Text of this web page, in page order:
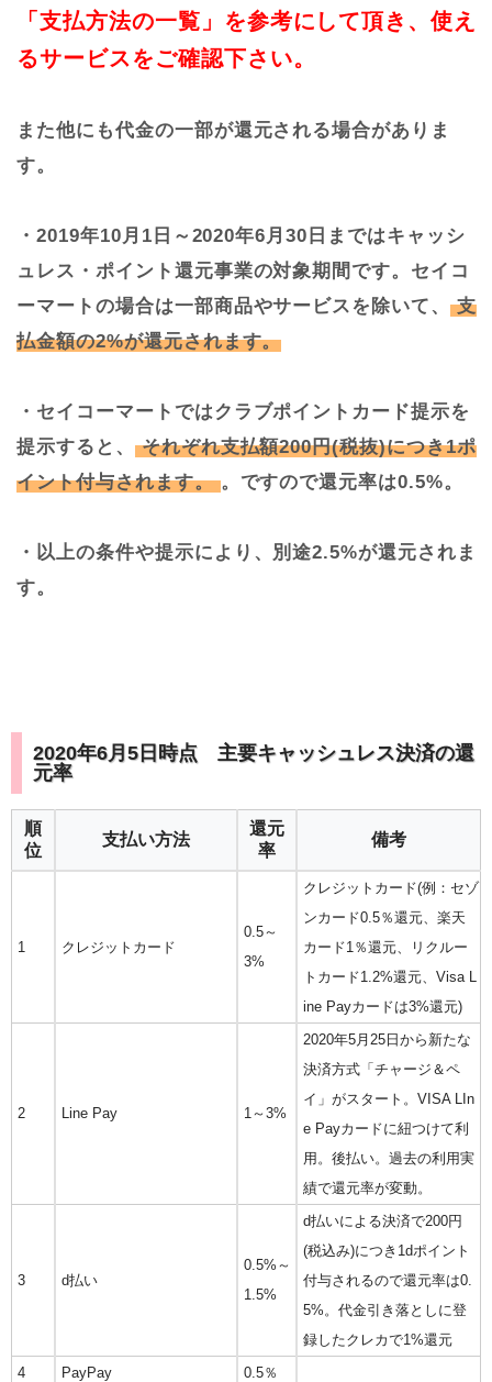
「支払方法の一覧」を参考にして頂き、使え
るサービスをご確認下さい。
また他にも代金の一部が還元される場合がありま
す。
・2019年10月1日～2020年6月30日まではキャッシ
ュレス・ポイント還元事業の対象期間です。セイコ
ーマートの場合は一部商品やサービスを除いて、支
払金額の2%が還元されます。
・セイコーマートではクラブポイントカード提示を
提示すると、 それぞれ支払額200円(税抜)につき1ポ
イント付与されます。。ですので還元率は0.5%。
・以上の条件や提示により、別途2.5%が還元されま
す。
2020年6月5日時点 主要キャッシュレス決済の還
元率
順
位
支払い方法
還元
率
備考
1 クレジットカード
0.5～
3%
クレジットカード(例：セゾ
ンカード0.5％還元、楽天
カード1％還元、リクルー
トカード1.2%還元、Visa L
ine Payカードは3%還元)
2 Line Pay 1～3%
2020年5月25日から新たな
決済方式「チャージ＆ペ
イ」がスタート。VISA LIn
e Payカードに紐つけて利
用。後払い。過去の利用実
績で還元率が変動。
3 d払い
0.5%～
1.5%
d払いによる決済で200円
(税込み)につき1dポイント
付与されるので還元率は0.
5%。代金引き落としに登
録したクレカで1%還元
4
PayPay 0.5％